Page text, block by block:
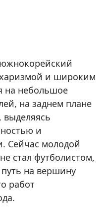
и широким
на небольшое
на заднем плане
выделяясь
и
Сейчас молодой
стал футболистом,
на вершину
работ